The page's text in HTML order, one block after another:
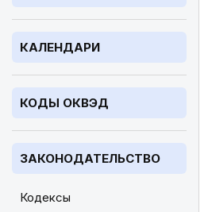
КАЛЕНДАРИ
КОДЫ ОКВЭД
ЗАКОНОДАТЕЛЬСТВО
Кодексы